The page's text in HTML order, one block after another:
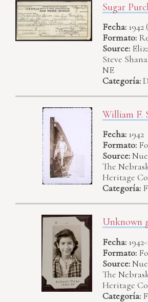
Sugar
Fecha:
Formato:
Source:
Steve
NE
Categoría:
William F.
Fecha: 1942
Formato:
Source:
The
Heritage
Categoría:
Unknown
Fecha:
Formato:
Source:
The
Heritage
Categoría: